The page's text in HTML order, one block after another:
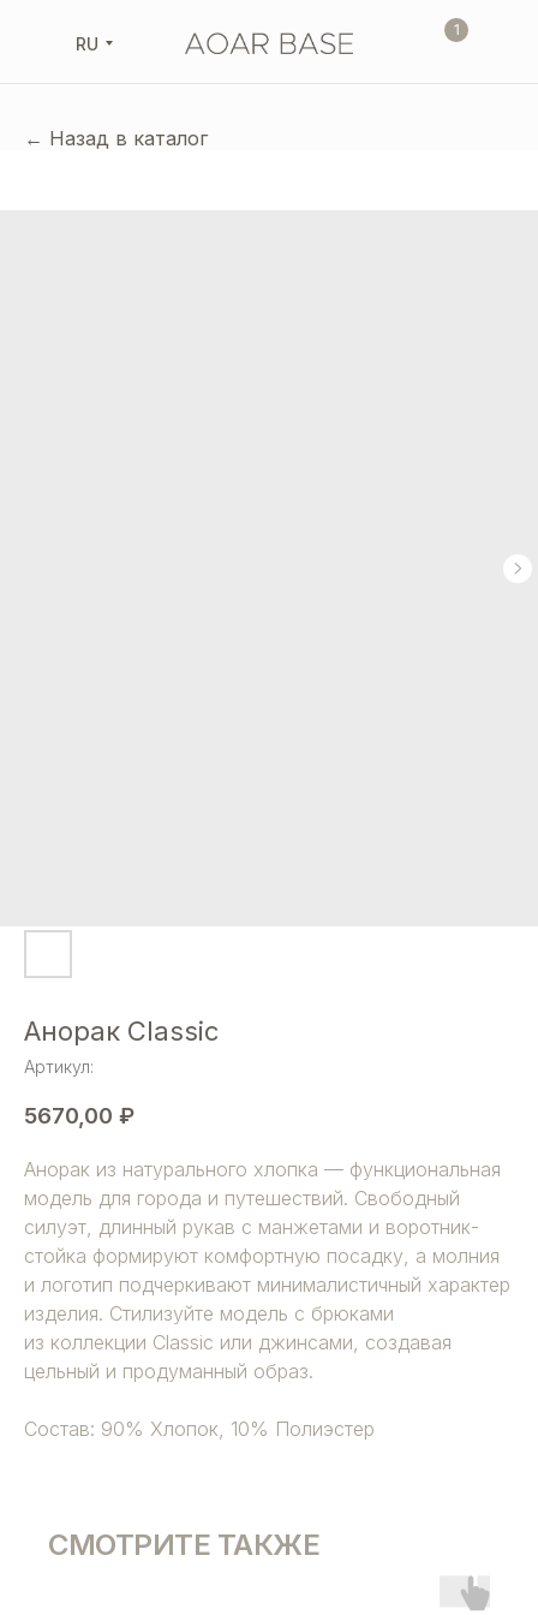
1
RU
← Назад в каталог
Анорак Сlassic
Артикул:
5670,00 ₽
Анорак из натурального хлопка — функциональная
модель для города и путешествий. Свободный
силуэт, длинный рукав с манжетами и воротник-
стойка формируют комфортную посадку, а молния
и логотип подчеркивают минималистичный характер
изделия. Стилизуйте модель с брюками
из коллекции Classic или джинсами, создавая
цельный и продуманный образ.
Состав: 90% Хлопок, 10% Полиэстер
СМОТРИТЕ ТАКЖЕ